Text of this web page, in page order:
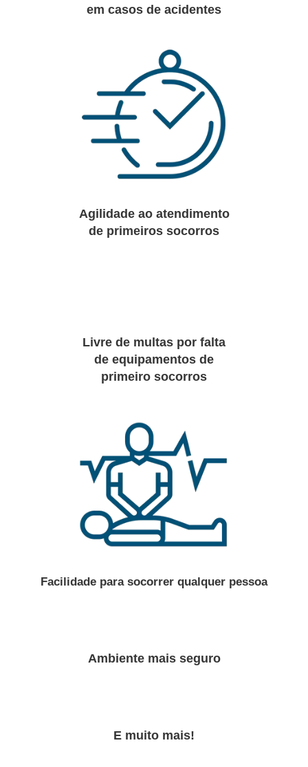
em casos de acidentes
Agilidade ao atendimento
de primeiros socorros
Livre de multas por falta
de equipamentos de
primeiro socorros
Facilidade para socorrer qualquer pessoa
Ambiente mais seguro
E muito mais!